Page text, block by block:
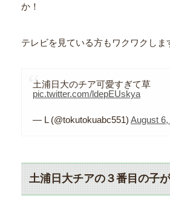
か！
テレビを見ている方もワクワクしま
土浦日大のチア可愛すぎて草
pic.twitter.com/ldepEUskya
— L (@tokutokuabc551) August 6,
土浦日大チアの３番目の子